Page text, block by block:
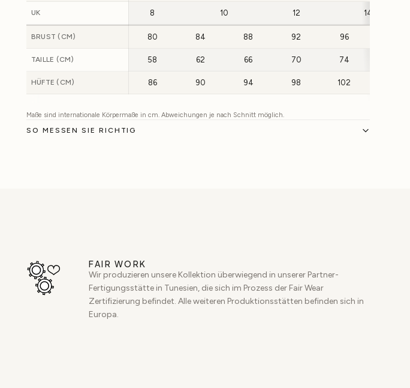
UK 8 10 12 14
BRUST (CM) 80 84 88 92 96
TAILLE (CM) 58 62 66 70 74
HÜFTE (CM) 86 90 94 98 102
Maße sind internationale Körpermaße in cm. Abweichungen je nach Schnitt möglich.
SO MESSEN SIE RICHTIG
FAIR WORK
Wir produzieren unsere Kollektion überwiegend in unserer Partner-
Fertigungsstätte in Tunesien, die sich im Prozess der Fair Wear
Zertifizierung befindet. Alle weiteren Produktionsstätten befinden sich in
Europa.